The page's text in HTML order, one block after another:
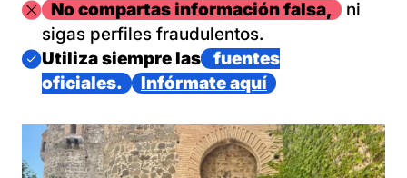
ImagenNo compartas información falsa,
ni
sigas perfiles fraudulentos.
Imagen
Utiliza siempre las
fuentes
oficiales.
Infórmate aquí